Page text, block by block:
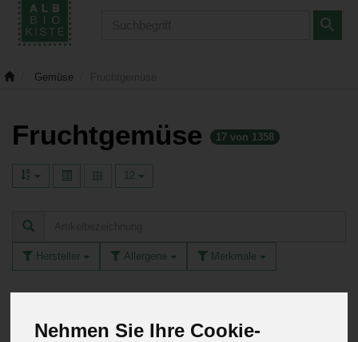
Nehmen Sie Ihre Cookie-
Gemüse
Fruchtgemüse 17 von 1358
12
Hersteller Allergene Merkmale